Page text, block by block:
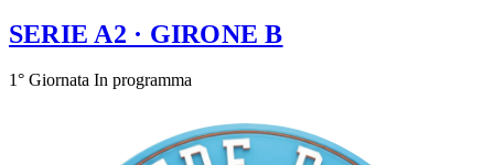
SERIE A2 · GIRONE B
1° Giornata In programma